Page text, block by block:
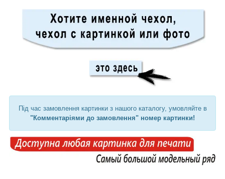
Під час замовлення картинки з нашого каталогу, умовляйте в
"Комментаріями до замовлення" номер картинки!